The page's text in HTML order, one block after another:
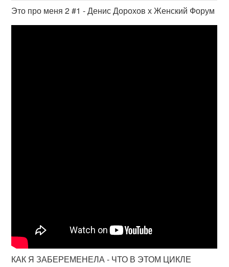
Это про меня 2 #1 - Денис Дорохов х Женский Форум
КАК Я ЗАБЕРЕМЕНЕЛА - ЧТО В ЭТОМ ЦИКЛЕ